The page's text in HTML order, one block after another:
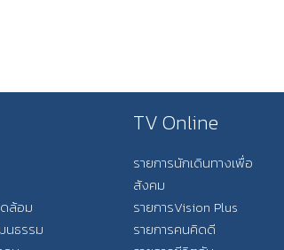
ล้อม
นธรรม
TV Online
รายการนักเดินทางเพื่อ
สังคม
รายการVision Plus
รายการคนคิดดี